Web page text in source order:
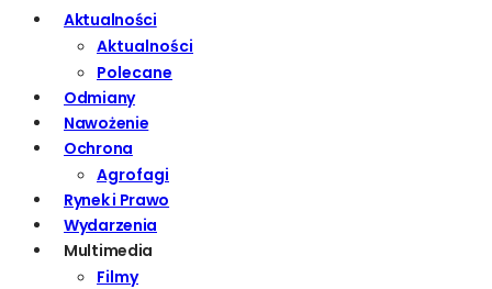
Aktualności
Aktualności
Polecane
Odmiany
Nawożenie
Ochrona
Agrofagi
Rynek i Prawo
Wydarzenia
Multimedia
Filmy